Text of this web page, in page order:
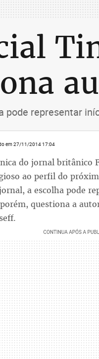
pode representar
em 27/11/2014 17:04
do jornal britânico
ao perfil do
a escolha pode
questiona a